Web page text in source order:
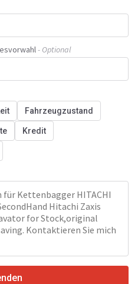
- Optional
Fahrzeugzustand
Kredit